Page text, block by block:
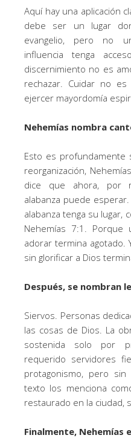
Aquí hay una aplicación
debe ser un lugar
evangelio, pero no
influencia tenga
discernimiento no es
rechazar. Cuidar no es
ejercer mayordomía
Nehemías nombra
Esto es profundamente
reorganización,
dice que ahora, por
alabanza puede
alabanza tenga su lugar,
Nehemías 7:1.
adorar termina agotado.
sin glorificar a Dios
Después, se nombran
Siervos. Personas
las cosas de Dios. La
sostenida solo por
requerido servidores
protagonismo, pero
texto los menciona
restaurado en la ciudad,
Finalmente, Nehemías